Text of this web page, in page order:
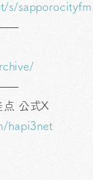
s/sapporocityfm
点 公式X
hapi3net